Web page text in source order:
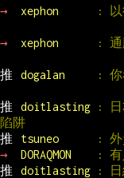
→ xephon : 以
→ xephon : 通
推 dogalan : 你
推 doitlasting
: 日
陷阱
推
tsuneo
: 外
→
DORAQMON
: 有
推
doitlasting : 日